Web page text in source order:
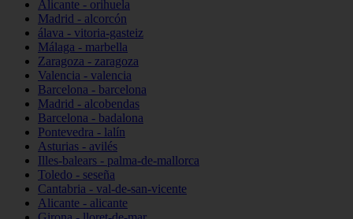
Alicante - orihuela
Madrid - alcorcón
álava - vitoria-gasteiz
Málaga - marbella
Zaragoza - zaragoza
Valencia - valencia
Barcelona - barcelona
Madrid - alcobendas
Barcelona - badalona
Pontevedra - lalín
Asturias - avilés
Illes-balears - palma-de-mallorca
Toledo - seseña
Cantabria - val-de-san-vicente
Alicante - alicante